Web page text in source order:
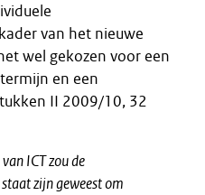
van het nieuwe
wel gekozen voor een
en een
II 2009/10, 32
ICT zou de
zijn geweest om